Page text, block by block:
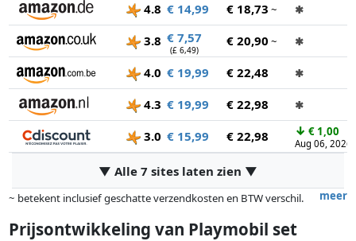
4.8 € 14,99 € 18,73 ~ ✱
3.8 € 7,57
(£ 6,49)
€ 20,90 ~ ✱
4.0 € 19,99 € 22,48 ✱
4.3 € 19,99 € 22,98 ✱
3.0 € 15,99 € 22,98 ↓ € 1,00
Aug 06, 2026
▼ Alle 7 sites laten zien ▼
meer
~ betekent inclusief geschatte verzendkosten en BTW verschil.
gewicht.
Prijsontwikkeling van Playmobil set